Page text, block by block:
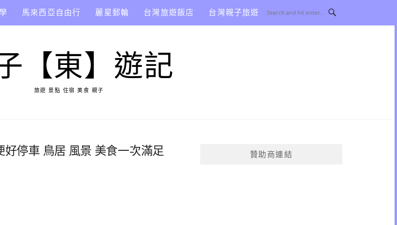
馬來西亞自由行 麗星郵輪 台灣旅遊飯店 台灣親子旅遊
【東】遊記
旅遊 景點 住宿 美食 親子
停車 鳥居 風景 美食一次滿足 贊助商連結